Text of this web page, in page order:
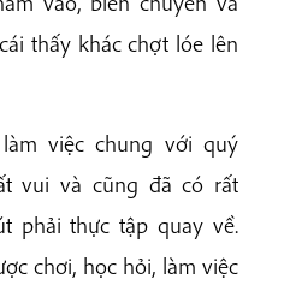
thấy khác chợt lóe lên
việc chung với quý
vui và cũng đã có rất
phải thực tập quay về.
chơi, học hỏi, làm việc